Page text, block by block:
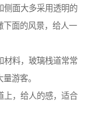
面大多采用透明的
下面的风景，给人一
料，玻璃栈道常常
游客。
，给人的感，适合